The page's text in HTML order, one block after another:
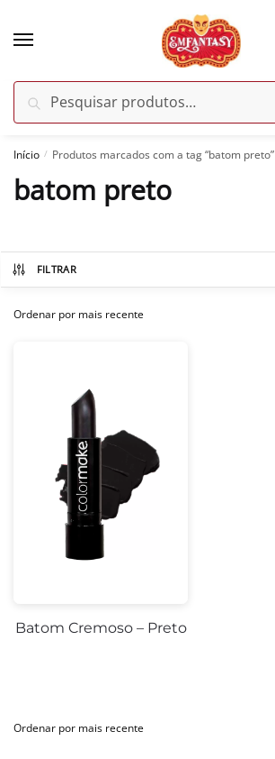
por:
Pesquisar
Início / Produtos marcados com a tag “batom preto”
batom preto
FILTRAR
Batom Cremoso – Preto